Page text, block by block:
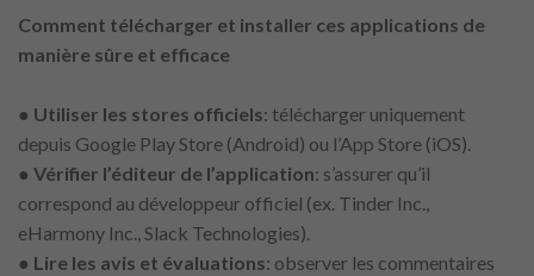
Comment télécharger et installer ces applications de
manière sûre et efficace
● Utiliser les stores officiels: télécharger uniquement
depuis Google Play Store (Android) ou l’App Store (iOS).
● Vérifier l’éditeur de l’application: s’assurer qu’il
correspond au développeur officiel (ex. Tinder Inc.,
eHarmony Inc., Slack Technologies).
● Lire les avis et évaluations: observer les commentaires